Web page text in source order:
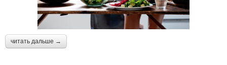
читать дальше →